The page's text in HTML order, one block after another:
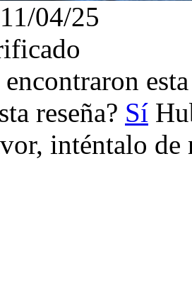
11/04/25
encontraron
reseña? Sí
inténtalo de